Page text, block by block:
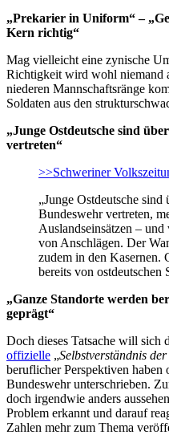
„Prekarier in Uniform“ –
Kern richtig“
Mag vielleicht eine zynische
Richtigkeit wird wohl niemand
niederen Mannschaftsränge
Soldaten aus den
„Junge Ostdeutsche sind
vertreten“
>>Schweriner
„Junge Ostdeutsche
Bundeswehr vertreten,
Auslandseinsätzen –
von Anschlägen. Der
zudem in den Kasernen.
bereits von ostdeutschen
„Ganze Standorte werden
geprägt“
Doch dieses Tatsache will sich
offizielle „Selbstverständnis
beruflicher Perspektiven haben
Bundeswehr unterschrieben.
doch irgendwie anders
Problem erkannt und darauf
Zahlen mehr zum Thema